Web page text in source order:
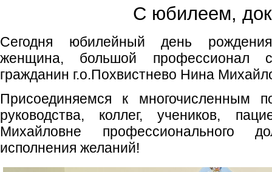
С юбилеем,
Сегодня юбилейный день
женщина, большой профессионал
гражданин г.о.Похвистнево Нина
Присоединяемся к многочисленным
руководства, коллег, учеников,
Михайловне профессионального
исполнения желаний!